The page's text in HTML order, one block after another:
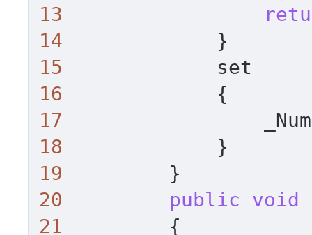
13
14
15
16
17
18
19
20
public void
21